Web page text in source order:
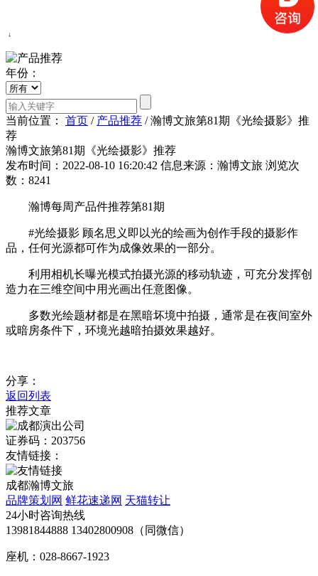
↓
年份：
当前位置： 首页 / 产品推荐 /瀚博文旅第81期《光绘摄影》推
荐
瀚博文旅第81期《光绘摄影》推荐
发布时间：2022-08-10 16:20:42 信息来源：瀚博文旅 浏览次
数：8241
瀚博每周产品件推荐第81期
#光绘摄影 顾名思义即以光的绘画为创作手段的摄影作
品，任何光源都可作为成像效果的一部分。
利用相机长曝光模式拍摄光源的移动轨迹，可充分发挥创
造力在三维空间中用光画出任意图像。
多数光绘题材都是在黑暗坏境中拍摄，通常是在夜间室外
或暗房条件下，环境光越暗拍摄效果越好。
分享：
返回列表
推荐文章
证券码：203756
友情链接：
成都瀚博文旅
品牌策划网 鲜花速递网 天猫转让
24小时咨询热线
13981844888 13402800908（同微信）
座机：028-8667-1923